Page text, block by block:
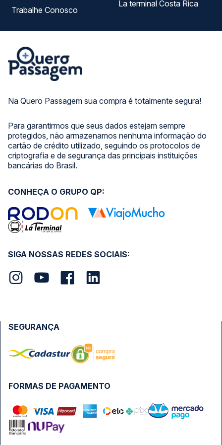
Na Quero Passagem sua compra é totalmente segura!
Para garantirmos que seus dados estejam sempre
protegidos, não armazenamos nenhuma informação do
cartão de crédito utilizado, seguindo os protocolos de
criptografia e de segurança das principais instituições
bancárias do Brasil.
Trabalhe Conosco
La terminal Costa Rica
SIGA NOSSAS REDES SOCIAIS:
CONHEÇA O GRUPO QP:
FORMAS DE PAGAMENTO
SEGURANÇA